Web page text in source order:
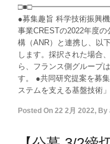
●募集趣旨 科学技術振興
事業CRESTの2022年度
構（ANR）と連携し、以
します。採択された場合
ら、フランス側グループ
す。 ●共同研究提案を募
ステムを支える基盤技術
Posted On 22 2月 2022, By